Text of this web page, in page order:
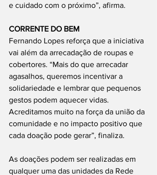
e cuidado com o próximo”, afirma.
CORRENTE DO BEM
Fernando Lopes reforça que a iniciativa
vai além da arrecadação de roupas e
cobertores. “Mais do que arrecadar
agasalhos, queremos incentivar a
solidariedade e lembrar que pequenos
gestos podem aquecer vidas.
Acreditamos muito na força da união da
comunidade e no impacto positivo que
cada doação pode gerar”, finaliza.
As doações podem ser realizadas em
qualquer uma das unidades da Rede